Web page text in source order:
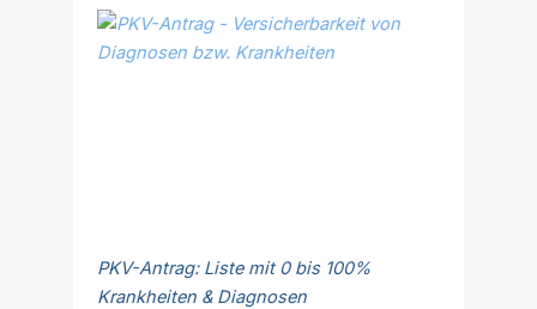
PKV-Antrag: Liste mit 0 bis 100%
Krankheiten & Diagnosen